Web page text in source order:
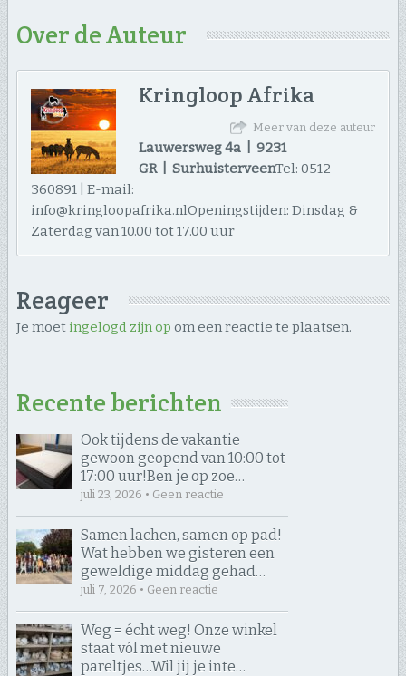
Over de Auteur
Kringloop Afrika
Meer van deze auteur
Lauwersweg 4a | 9231
GR | SurhuisterveenTel: 0512-
360891 | E-mail:
info@kringloopafrika.nlOpeningstijden: Dinsdag &
Zaterdag van 10.00 tot 17.00 uur
Reageer
Je moet ingelogd zijn op om een reactie te plaatsen.
Recente berichten
Ook tijdens de vakantie
gewoon geopend van 10:00 tot
17:00 uur! ​Ben je op zoe…
juli 23, 2026 • Geen reactie
Samen lachen, samen op pad! ​
Wat hebben we gisteren een
geweldige middag gehad…
juli 7, 2026 • Geen reactie
Weg = écht weg! Onze winkel
staat vól met nieuwe
pareltjes… ​Wil jij je inte…